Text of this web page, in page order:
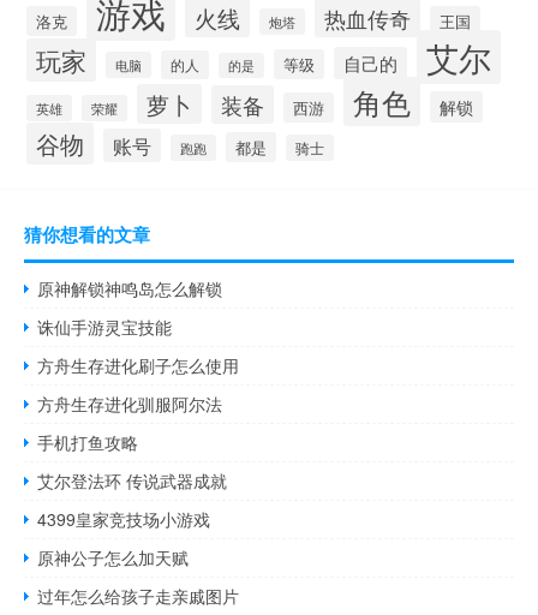
洛克 游戏 火线 炮塔 热血传奇 王国
玩家 电脑 的人 的是 等级 自己的 艾尔
英雄 荣耀 萝卜 装备 西游 角色 解锁
谷物 账号 跑跑 都是 骑士
猜你想看的文章
原神解锁神鸣岛怎么解锁
诛仙手游灵宝技能
方舟生存进化刷子怎么使用
方舟生存进化驯服阿尔法
手机打鱼攻略
艾尔登法环 传说武器成就
4399皇家竞技场小游戏
原神公子怎么加天赋
过年怎么给孩子走亲戚图片